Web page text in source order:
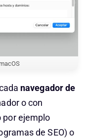
navegador de
o con
ejemplo
de SEO) o